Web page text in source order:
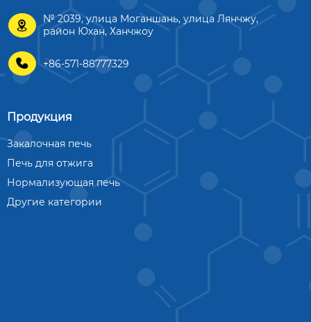

№ 2039, улица Моганшань, улица Лянчжу,
район Юхан, Ханчжоу
 +86-571-88777329
Продукция
Закалочная печь
Печь для отжига
Нормализующая печь
Другие категории